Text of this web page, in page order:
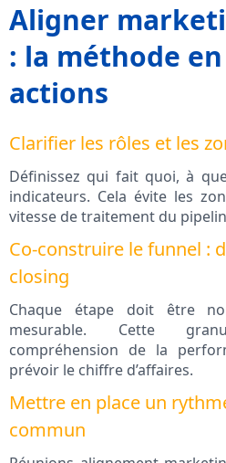
Aligner
: la méthode
actions
Clarifier les rôles et les
Définissez qui fait quoi, à
indicateurs. Cela évite les
vitesse de traitement du
Co‑construire le funnel :
closing
Chaque étape doit être
mesurable. Cette
compréhension de la
prévoir le chiffre d’affaires.
Mettre en place un
commun